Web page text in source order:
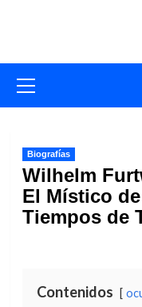
primario
Biografías
Wilhelm
El Místico
Tiempos de
Contenidos